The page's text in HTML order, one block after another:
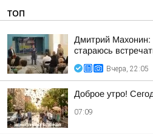
ТОП
Дмитрий Махонин:
стараюсь
Вчера, 22:05
Доброе утро!
07:09